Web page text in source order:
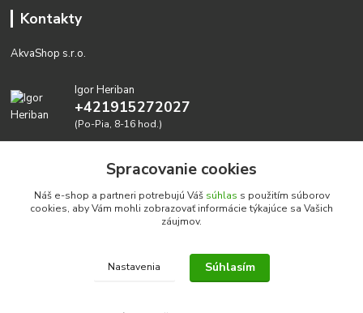
Kontakty
AkvaShop s.r.o.
Igor Heriban
+421915272027
(Po-Pia, 8-16 hod.)
Realizujeme prírodné akvária: AkvaShop s.r.o. • IBAN:
SK3911000000002947087849
Spracovanie cookies
Náš e-shop a partneri potrebujú Váš súhlas s použitím súborov
cookies, aby Vám mohli zobrazovať informácie týkajúce sa Vašich
záujmov.
Nastavenia Súhlasím